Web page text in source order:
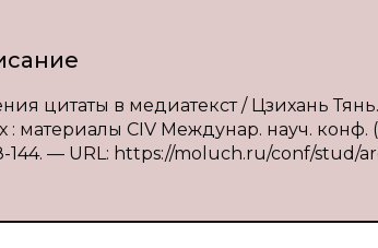
цитаты в медиатекст / Цзихань
материалы CIV Междунар. науч. конф.
— URL: https://moluch.ru/conf/stud/